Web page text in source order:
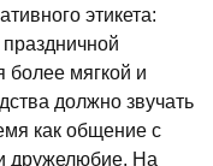
этикета:
более мягкой и
должно звучать
как общение с
дружелюбие. На